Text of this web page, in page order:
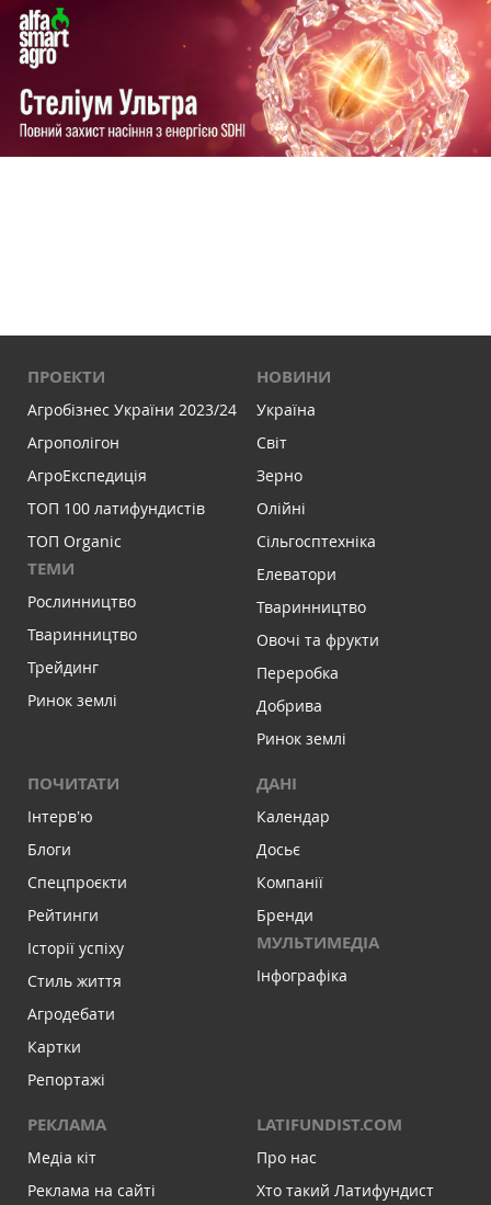
ПРОЕКТИ
Агробізнес України 2023/24
Агрополігон
АгроЕкспедиція
ТОП 100 латифундистів
ТОП Organic
ТЕМИ
Рослинництво
Тваринництво
Трейдинг
Ринок землі
НОВИНИ
Україна
Світ
Зерно
Олійні
Сільгосптехніка
Елеватори
Тваринництво
Овочі та фрукти
Переробка
Добрива
Ринок землі
ПОЧИТАТИ
Інтервʼю
Блоги
Спецпроєкти
Рейтинги
Історії успіху
Стиль життя
Агродебати
Картки
Репортажі
ДАНІ
Календар
Досьє
Компанії
Бренди
МУЛЬТИМЕДІА
Інфографіка
РЕКЛАМА
Медіа кіт
Реклама на сайті
LATIFUNDIST.COM
Про нас
Хто такий Латифундист